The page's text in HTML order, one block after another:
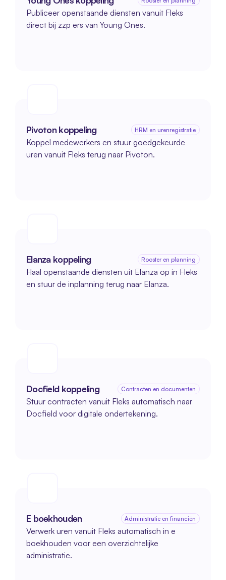
Publiceer openstaande diensten vanuit Fleks
direct bij zzp ers van Young Ones.
Pivoton koppeling HRM en urenregistratie
Koppel medewerkers en stuur goedgekeurde
uren vanuit Fleks terug naar Pivoton.
Elanza koppeling Rooster en planning
Haal openstaande diensten uit Elanza op in Fleks
en stuur de inplanning terug naar Elanza.
Docfield koppeling Contracten en documenten
Stuur contracten vanuit Fleks automatisch naar
Docfield voor digitale ondertekening.
E boekhouden Administratie en financiën
Verwerk uren vanuit Fleks automatisch in e
boekhouden voor een overzichtelijke
administratie.